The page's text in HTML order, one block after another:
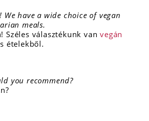
We have a wide choice of vegan
meals.
Széles választékunk van vegán
ételekből.
you recommend?